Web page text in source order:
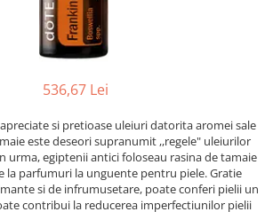
536,67 Lei
si pretioase uleiuri datorita aromei sale
este deseori supranumit ,,regele" uleiurilor
urma, egiptenii antici foloseau rasina de tamaie
la parfumuri la unguente pentru piele. Gratie
si de infrumusetare, poate conferi pielii un
contribui la reducerea imperfectiunilor pielii